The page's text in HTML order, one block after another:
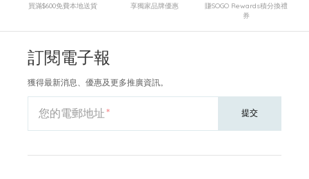
買滿$600免費本地送貨 享獨家品牌優惠
賺SOGO Rewards積分換禮
券
訂閱電子報
獲得最新消息、優惠及更多推廣資訊。
您的電郵地址 提交